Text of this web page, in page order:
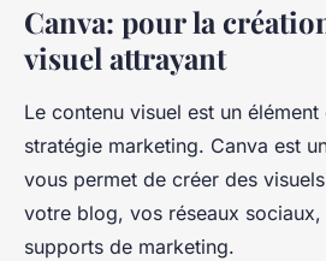
Canva: pour la
visuel attrayant
Le contenu visuel est un
stratégie marketing. Canva est
vous permet de créer des
votre blog, vos réseaux
supports de marketing.